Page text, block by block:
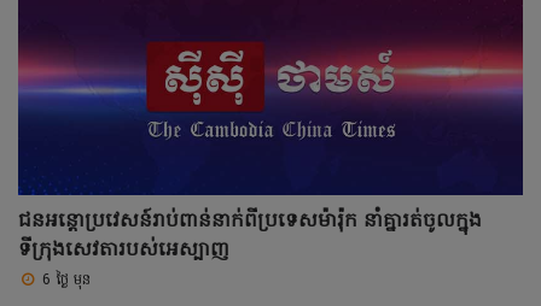
ជនអន្តោប្រវេសន៍រាប់ពាន់នាក់ពីប្រទេសម៉ារ៉ុក នាំគ្នារត់ចូលក្នុង
ទីក្រុងសេវតារបស់អេស្បាញ
6 ថ្ងៃ មុន